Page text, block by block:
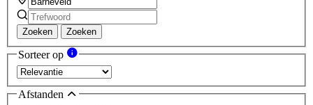
Zoeken Zoeken
Sorteer op
Afstanden